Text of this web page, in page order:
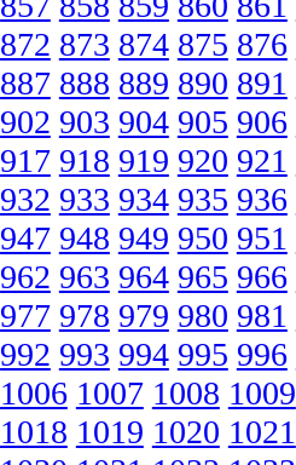
872 873 874 875 876
887 888 889 890 891
902 903 904 905 906
917 918 919 920 921
932 933 934 935 936
947 948 949 950 951
962 963 964 965 966
977 978 979 980 981
992 993 994 995 996
1006 1007 1008 1009
1018 1019 1020 1021